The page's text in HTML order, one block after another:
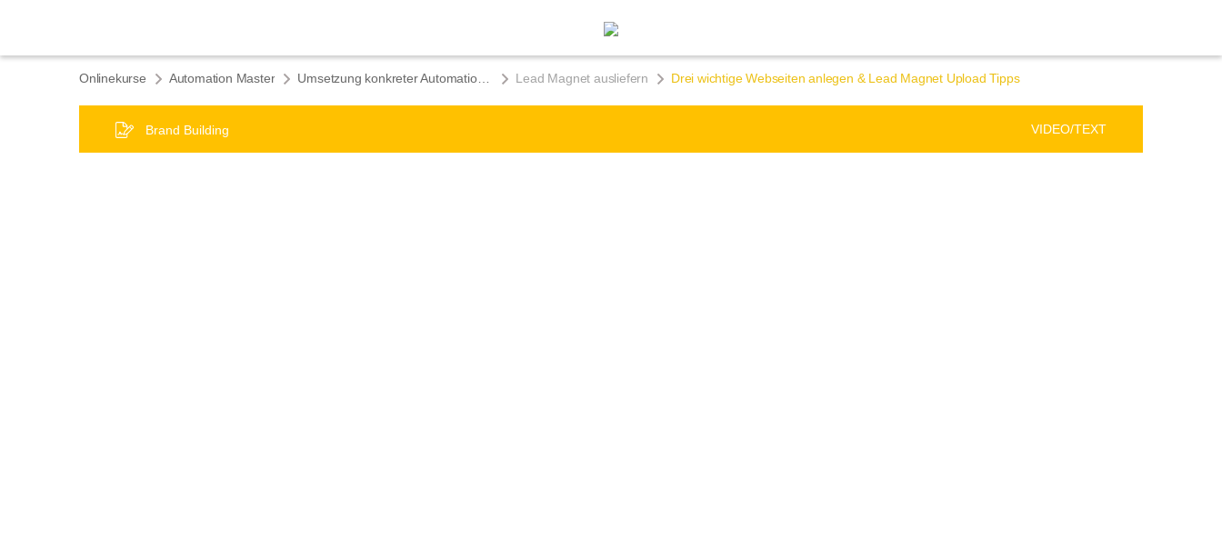
Onlinekurse Automation Master Umsetzung konkreter Automationen & Praxistipps Lead Magnet ausliefern Drei wichtige Webseiten anlegen & Lead Magnet Upload Tipps
Brand Building VIDEO/TEXT